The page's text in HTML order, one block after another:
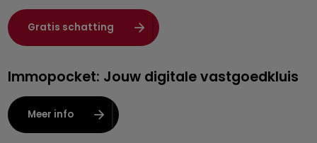
Heist-op-den-Berg
Herentals
Kalmthout
Leuven
Lier
Gratis schatting
Immopocket: Jouw digitale vastgoedkluis
Meer info